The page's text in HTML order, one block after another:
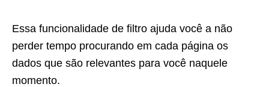
Essa funcionalidade de filtro ajuda você a não
perder tempo procurando em cada página os
dados que são relevantes para você naquele
momento.